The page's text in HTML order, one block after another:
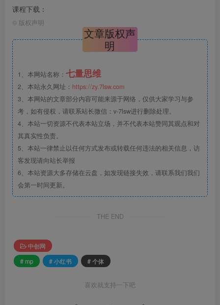
课程下载：
© 版权声明
文章版权声
明
1、本网站名称： 七量思维
2、本站永久网址： https://zy.7lsw.com
3、本网站的文章部分内容可能来源于网络，仅供大家学习与参
考，如有侵权，请联系站长微信：v-7lsw进行删除处理。
4、本站一切资源不代表本站立场，并不代表本站赞同其观点和对
其真实性负责。
5、本站一律禁止以任何方式发布或转载任何违法的相关信息，访
客发现请向站长举报
6、本站资源大多存储在云盘，如发现链接失效，请联系我们我们
会第一时间更新。
THE END
中创网
# mp
# 小红书 # 个体
喜欢就支持一下吧